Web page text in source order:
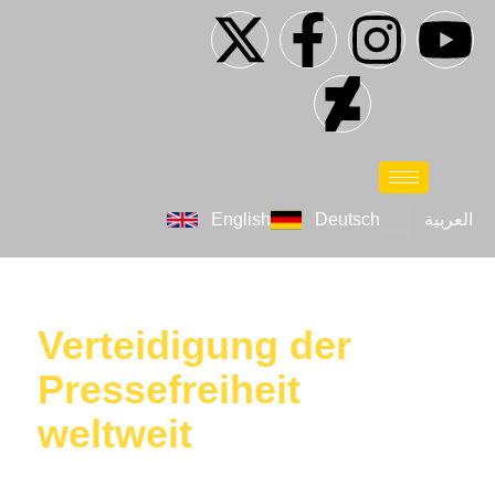
English Deutsch العربية
Verteidigung der
Pressefreiheit
weltweit